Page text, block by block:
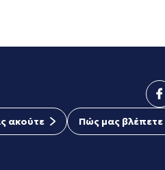
ακούτε Πώς μας βλέπετε